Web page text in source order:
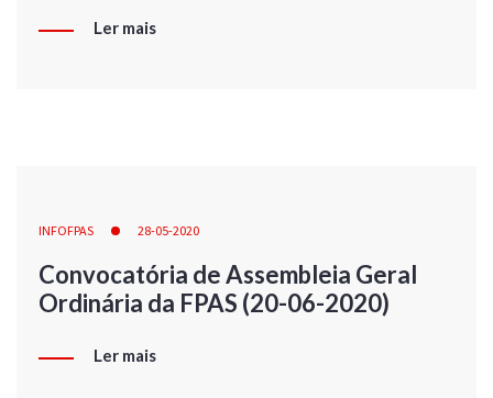
Ler mais
INFOFPAS 28-05-2020
Convocatória de Assembleia Geral
Ordinária da FPAS (20-06-2020)
Ler mais